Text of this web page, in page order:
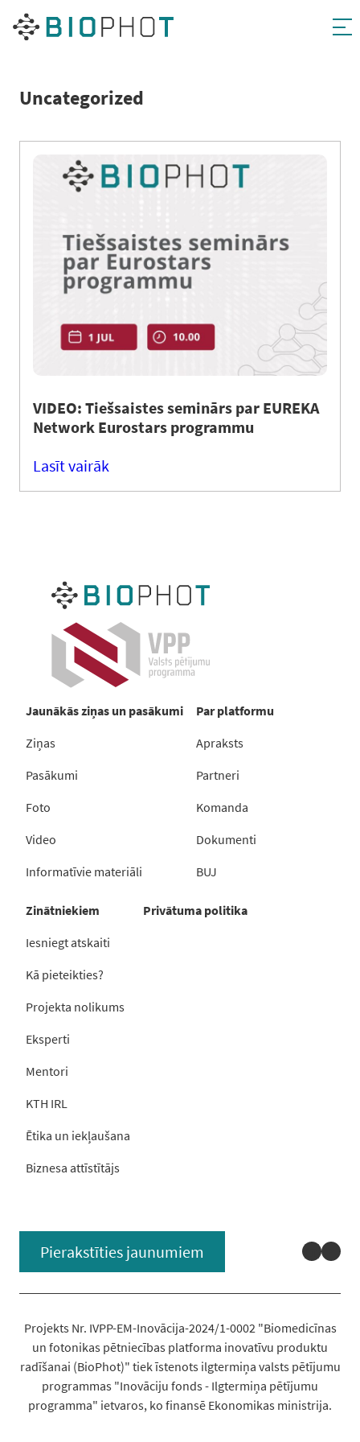
Pāriet
Uncategorized
VIDEO: Tiešsaistes seminārs par EUREKA
Network Eurostars programmu
Lasīt vairāk
Jaunākās ziņas un pasākumi
Ziņas
Pasākumi
Foto
Video
Informatīvie materiāli
Par platformu
Apraksts
Partneri
Komanda
Dokumenti
BUJ
Zinātniekiem
Iesniegt atskaiti
Kā pieteikties?
Projekta nolikums
Eksperti
Mentori
KTH IRL
Ētika un iekļaušana
Biznesa attīstītājs
Privātuma politika
Pierakstīties jaunumiem
Projekts Nr. IVPP-EM-Inovācija-2024/1-0002 "Biomedicīnas
un fotonikas pētniecības platforma inovatīvu produktu
radīšanai (BioPhot)" tiek īstenots ilgtermiņa valsts pētījumu
programmas "Inovāciju fonds - Ilgtermiņa pētījumu
programma" ietvaros, ko finansē Ekonomikas ministrija.